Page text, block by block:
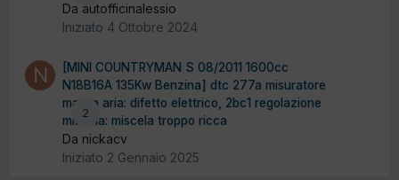
Da autofficinalessio
Iniziato 4 Ottobre 2024
2
[MINI COUNTRYMAN S 08/2011 1600cc
N18B16A 135Kw Benzina] dtc 277a misuratore
massa aria: difetto elettrico, 2bc1 regolazione
miscela: miscela troppo ricca
Da nickacv
Iniziato 2 Gennaio 2025